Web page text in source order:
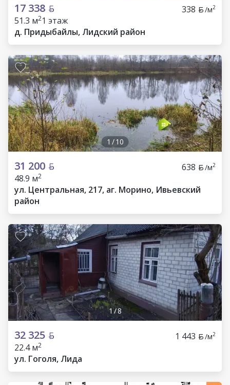
17 338 338 /м2
51.3 м21 этаж
д. Придыбайлы, Лидский район
1 /10
31 200 638 /м2
48.9 м2
ул. Центральная, 217, аг. Морино, Ивьевский
район
1 /8
32 325 1 443 /м2
22.4 м2
ул. Гоголя, Лида